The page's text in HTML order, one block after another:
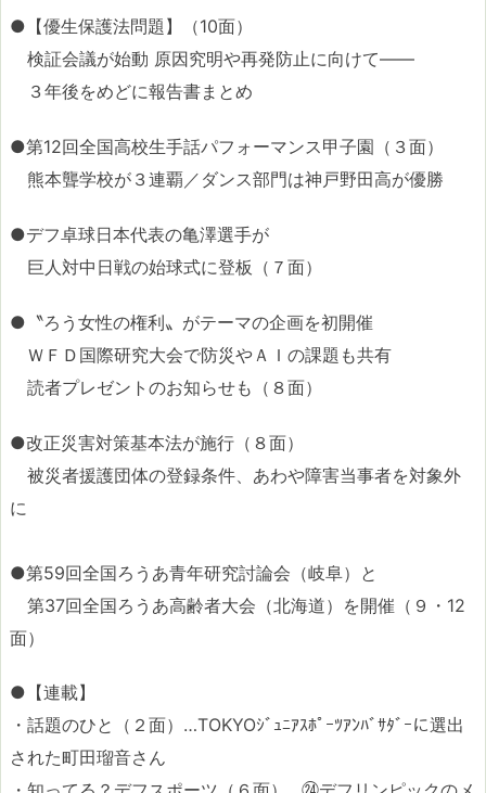
●【優生保護法問題】（10面）
検証会議が始動 原因究明や再発防止に向けて――
３年後をめどに報告書まとめ
●第12回全国高校生手話パフォーマンス甲子園（３面）
熊本聾学校が３連覇／ダンス部門は神戸野田高が優勝
●デフ卓球日本代表の亀澤選手が
巨人対中日戦の始球式に登板（７面）
●〝ろう女性の権利〟がテーマの企画を初開催
ＷＦＤ国際研究大会で防災やＡＩの課題も共有
読者プレゼントのお知らせも（８面）
●改正災害対策基本法が施行（８面）
被災者援護団体の登録条件、あわや障害当事者を対象外
に
●第59回全国ろうあ青年研究討論会（岐阜）と
第37回全国ろうあ高齢者大会（北海道）を開催（９・12
面）
●【連載】
・話題のひと（２面）…TOKYOｼﾞｭﾆｱｽﾎﾟｰﾂｱﾝﾊﾞｻﾀﾞｰに選出
された町田瑠音さん